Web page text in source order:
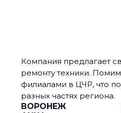
Компания предлагает
ремонту техники.
филиалами в ЦЧР, что
разных частях региона.
ВОРОНЕЖ